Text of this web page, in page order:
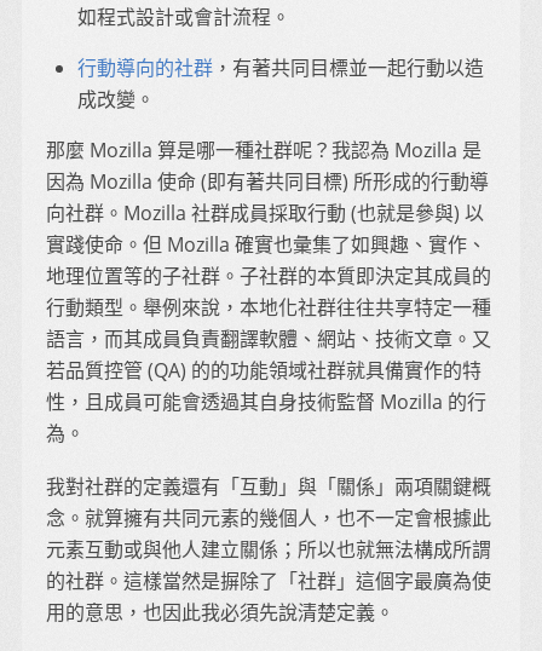
如程式設計或會計流程。
行動導向的社群，有著共同目標並一起行動以造
成改變。
那麼 Mozilla 算是哪一種社群呢？我認為 Mozilla 是
因為 Mozilla 使命 (即有著共同目標) 所形成的行動導
向社群。Mozilla 社群成員採取行動 (也就是參與) 以
實踐使命。但 Mozilla 確實也彙集了如興趣、實作、
地理位置等的子社群。子社群的本質即決定其成員的
行動類型。舉例來說，本地化社群往往共享特定一種
語言，而其成員負責翻譯軟體、網站、技術文章。又
若品質控管 (QA) 的的功能領域社群就具備實作的特
性，且成員可能會透過其自身技術監督 Mozilla 的行
為。
我對社群的定義還有「互動」與「關係」兩項關鍵概
念。就算擁有共同元素的幾個人，也不一定會根據此
元素互動或與他人建立關係；所以也就無法構成所謂
的社群。這樣當然是摒除了「社群」這個字最廣為使
用的意思，也因此我必須先說清楚定義。